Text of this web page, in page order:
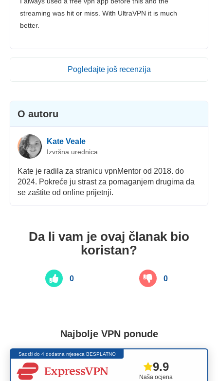
streaming was hit or miss. With UltraVPN it is much
better.
Pogledajte još recenzija
O autoru
Kate Veale
Izvršna urednica
Kate je radila za stranicu vpnMentor od 2018. do
2024. Pokreće ju strast za pomaganjem drugima da
se zaštite od online prijetnji.
Da li vam je ovaj članak bio
koristan?
0 0
Najbolje VPN ponude
Sadrži do 4 dodatna mjeseca BESPLATNO
Naša ocjena
9.9